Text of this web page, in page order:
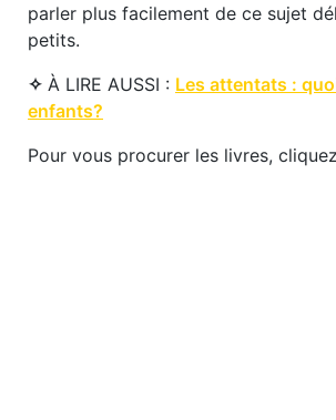
parler plus facilement de ce sujet
petits.
✧ À LIRE AUSSI : Les attentats :
enfants?
Pour vous procurer les livres,